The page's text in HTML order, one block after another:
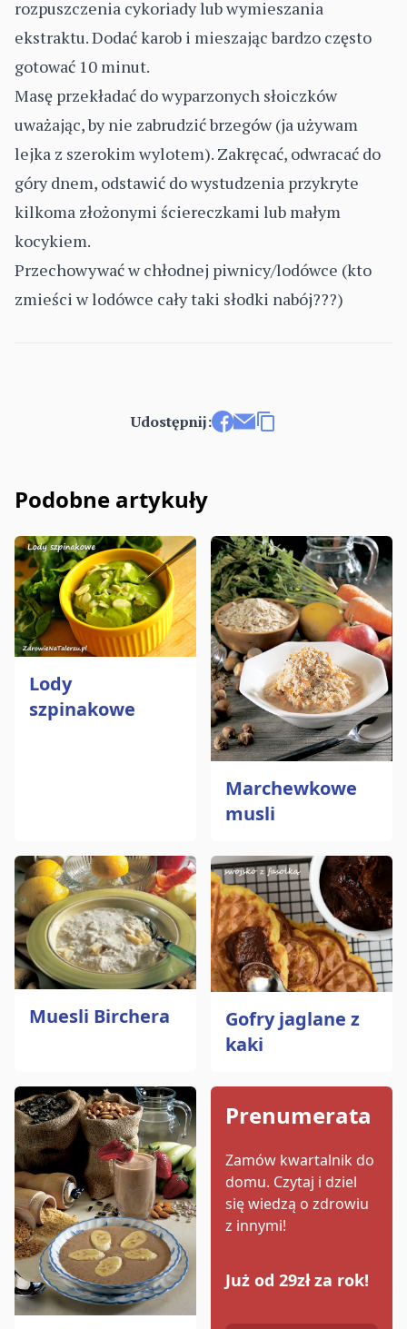
rozpuszczenia cykoriady lub wymieszania
ekstraktu. Dodać karob i mieszając bardzo często
gotować 10 minut.
Masę przekładać do wyparzonych słoiczków
uważając, by nie zabrudzić brzegów (ja używam
lejka z szerokim wylotem). Zakręcać, odwracać do
góry dnem, odstawić do wystudzenia przykryte
kilkoma złożonymi ściereczkami lub małym
kocykiem.
Przechowywać w chłodnej piwnicy/lodówce (kto
zmieści w lodówce cały taki słodki nabój???)
Udostępnij:
Podobne artykuły
Lody
szpinakowe
Marchewkowe
musli
Muesli Birchera
Gofry jaglane z
kaki
Prenumerata
Zamów kwartalnik do
domu. Czytaj i dziel
się wiedzą o zdrowiu
z innymi!
Już od 29zł za rok!